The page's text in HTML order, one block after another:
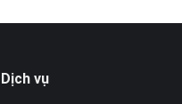
Dịch vụ